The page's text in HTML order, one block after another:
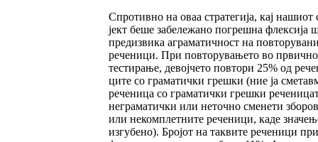
Спротивно на оваа стратегија, кај
јект беше за­беле­жано погрешна флексија
пре­дизвика агра­матич­ност на
ре­че­ници. При повтору­ва­њето во
тес­­тирање, девој­че­то пов­тори 25% од
ци­те со грама­тич­ки грешки (ние ја
реченица со гра­матички греш­ки
неграматич­ки или неточ­но сме­не­ти
или неком­плет­ните речени­ци, каде
из­гу­бено). Бро­јот на так­вите реченици при